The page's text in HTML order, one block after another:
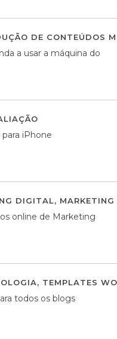
DE CONTEÚDOS
a usar a máquina do
iPhone
DIGITAL,
online de Marketing
, TEMPLATES
todos os blogs